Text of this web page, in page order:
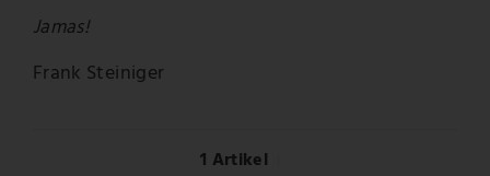
Jamas!
Frank Steiniger
1 Artikel